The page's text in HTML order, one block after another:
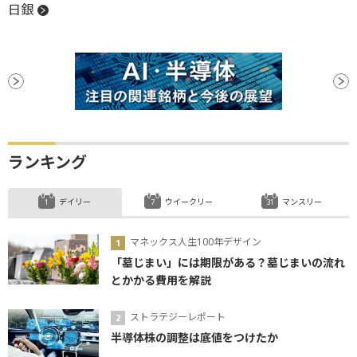
日銀
ランキング
デイリー
マネックス人生100年デザイン
「墓じまい」には期限がある？墓じまいの流れ
とかかる費用を解説
ストラテジーレポート
半導体株の調整は底値をつけたか
ウイークリー マンスリー